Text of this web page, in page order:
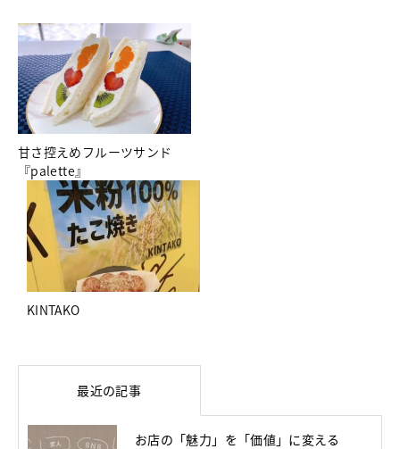
甘さ控えめフルーツサンド
『palette』
KINTAKO
最近の記事
お店の「魅力」を「価値」に変える